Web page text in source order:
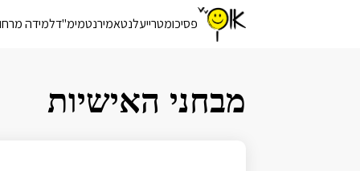
פסיכומטרייעלנטאמירנטמימ"דלמידה
מבחני האישיות